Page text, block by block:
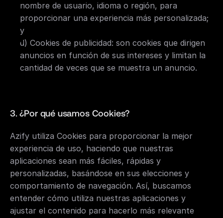
nombre de usuario, idioma o región, para
proporcionar una experiencia más personalizada;
y
d) Cookies de publicidad: son cookies que dirigen
anuncios en función de sus intereses y limitan la
cantidad de veces que se muestra un anuncio.
3. ¿Por qué usamos Cookies?
Azify utiliza Cookies para proporcionar la mejor
experiencia de uso, haciendo que nuestras
aplicaciones sean más fáciles, rápidas y
personalizadas, basándose en sus elecciones y
comportamiento de navegación. Así, buscamos
entender cómo utiliza nuestras aplicaciones y
ajustar el contenido para hacerlo más relevante